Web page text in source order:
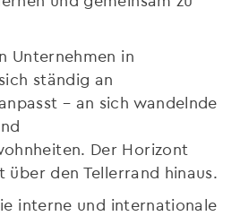
Unternehmen in
ständig an
– an sich wandelnde
Der Horizont
den Tellerrand hinaus.
interne und internationale